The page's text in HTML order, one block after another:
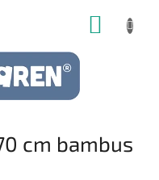
cm bambus